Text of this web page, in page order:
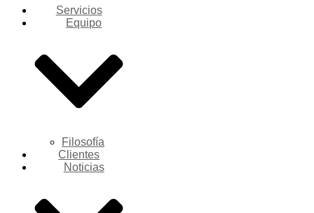
Servicios
Equipo
Filosofía
Clientes
Noticias